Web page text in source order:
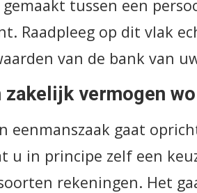
tussen een
Raadpleeg op dit vlak
van de bank van
zakelijk vermogen
eenmanszaak gaat
u in principe zelf een
rekeningen. Het